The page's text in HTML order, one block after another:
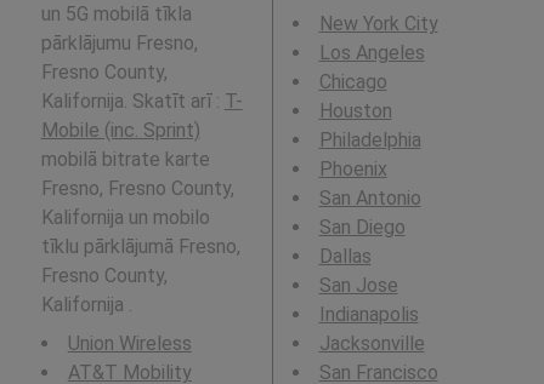
un 5G mobilā tīkla
pārklājumu Fresno,
Fresno County,
Kalifornija. Skatīt arī : T-
Mobile (inc. Sprint)
mobilā bitrate karte
Fresno, Fresno County,
Kalifornija un mobilo
tīklu pārklājumā Fresno,
Fresno County,
Kalifornija .
Union Wireless
AT&T Mobility
New York City
Los Angeles
Chicago
Houston
Philadelphia
Phoenix
San Antonio
San Diego
Dallas
San Jose
Indianapolis
Jacksonville
San Francisco